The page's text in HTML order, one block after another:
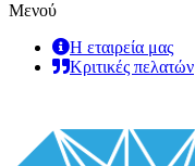
Μενού
Η εταιρεία μας
Κριτικές πελατών